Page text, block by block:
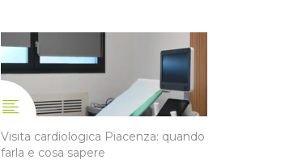
Visita cardiologica Piacenza: quando
farla e cosa sapere